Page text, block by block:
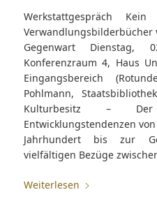
Werkstattgespräch
Verwandlungsbilderbücher
Gegenwart Dienstag,
Konferenzraum 4, Haus
Eingangsbereich
Pohlmann,
Kulturbesitz –
Entwicklungstendenzen
Jahrhundert bis zur
vielfältigen Bezüge
Weiterlesen